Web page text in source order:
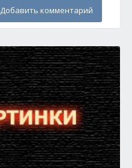
Добавить комментарий